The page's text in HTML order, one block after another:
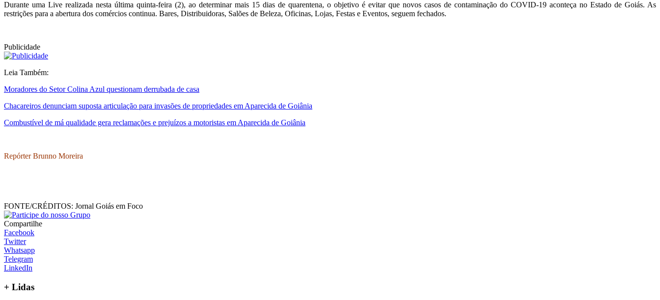
Durante uma Live realizada nesta última quinta-feira (2), ao determinar mais 15 dias de quarentena, o objetivo é evitar que novos casos de contaminação do COVID-19 aconteça no Estado de Goiás. As
restrições para a abertura dos comércios continua. Bares, Distribuidoras, Salões de Beleza, Oficinas, Lojas, Festas e Eventos, seguem fechados.
Publicidade
Leia Também:
Moradores do Setor Colina Azul questionam derrubada de casa
Chacareiros denunciam suposta articulação para invasões de propriedades em Aparecida de Goiânia
Combustível de má qualidade gera reclamações e prejuízos a motoristas em Aparecida de Goiânia
Repórter Brunno Moreira
FONTE/CRÉDITOS: Jornal Goiás em Foco
Compartilhe
Facebook
Twitter
Whatsapp
Telegram
LinkedIn
+ Lidas